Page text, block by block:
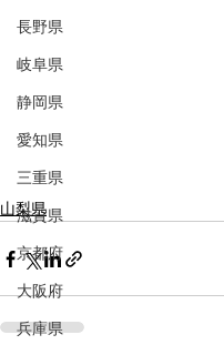
長野県
岐阜県
静岡県
愛知県
三重県
滋賀県
京都府
大阪府
兵庫県
山梨県